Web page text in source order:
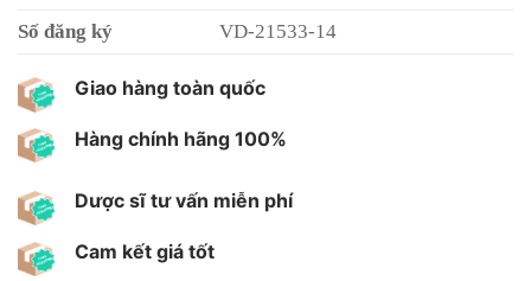
Số đăng ký
VD-21533-14
Giao hàng toàn quốc
Hàng chính hãng 100%
Dược sĩ tư vấn miễn phí
Cam kết giá tốt